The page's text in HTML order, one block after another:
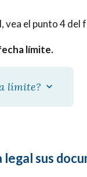
vea el punto 4
límite.
límite?
sus